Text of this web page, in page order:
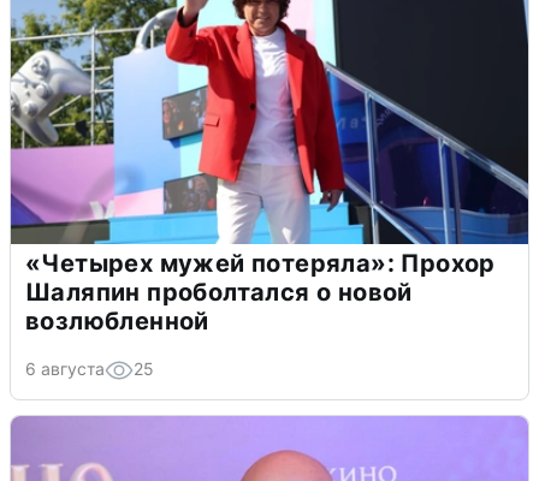
«Четырех мужей потеряла»: Прохор
Шаляпин проболтался о новой
возлюбленной
6 августа 25